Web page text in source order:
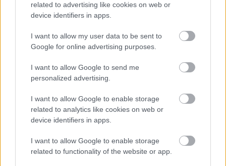
related to advertising like cookies on web or
device identifiers in apps.
I want to allow my user data to be sent to
Google for online advertising purposes.
I want to allow Google to send me
personalized advertising.
I want to allow Google to enable storage
related to analytics like cookies on web or
device identifiers in apps.
I want to allow Google to enable storage
related to functionality of the website or app.
Anime fan art Tarnished u oklopu Crnog noža koji se
bori protiv Lichdragona Fortissaxa u Elden Ring's
Deeproot Depths.
Kliknite ili dodirnite sliku za više informacija i veće
rezolucije.